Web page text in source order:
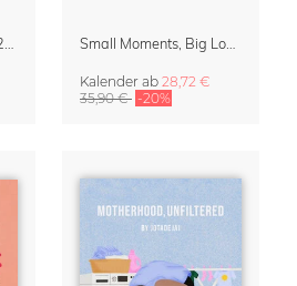
Kalender ab 28,72 €
35,90 € -20%